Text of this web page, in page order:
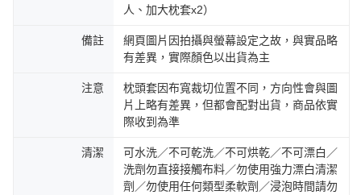
人、加大枕套x2）
備註
網頁圖片因拍攝與螢幕設定之故，與實品略
有差異，實際顏色以出貨為主
注意
枕頭套因布寬裁切位置不同，方向性會與圖
片上略有差異，但都會配對出貨，商品依實
際收到為準
清潔
可水洗／不可乾洗／不可烘乾／不可漂白／
洗劑勿直接接觸布料／勿使用強力漂白清潔
劑／勿使用任何類型柔軟劑／浸泡時間請勿